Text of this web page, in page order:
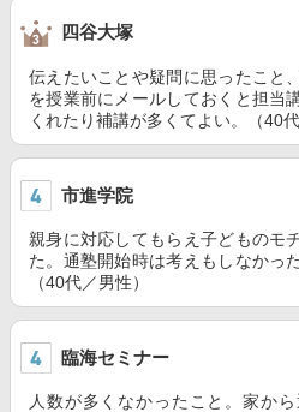
四谷大塚
伝えたいことや疑問に思ったこと
を授業前にメールしておくと担当
くれたり補講が多くてよい。（40代
市進学院
親身に対応してもらえ子どものモ
た。通塾開始時は考えもしなかっ
（40代／男性）
臨海セミナー
人数が多くなかったこと。家か